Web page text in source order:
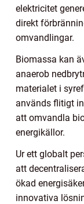
elektricitet
direkt
omvandlingar.
Biomassa kan
anaerob
materialet i
används flitigt
att omvandla
energikällor.
Ur ett globalt
att
ökad
innovativa